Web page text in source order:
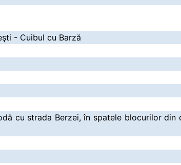
- Cuibul cu Barză
cu strada Berzei, în spatele blocurilor din